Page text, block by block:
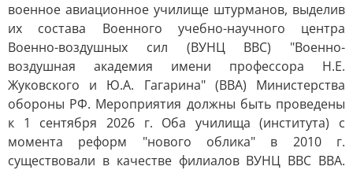
военное авиационное училище штурманов, выделив
их состава Военного учебно-научного центра
Военно-воздушных сил (ВУНЦ ВВС) "Военно-
воздушная академия имени профессора Н.Е.
Жуковского и Ю.А. Гагарина" (ВВА) Министерства
обороны РФ. Мероприятия должны быть проведены
к 1 сентября 2026 г. Оба училища (института) с
момента реформ "нового облика" в 2010 г.
существовали в качестве филиалов ВУНЦ ВВС ВВА.